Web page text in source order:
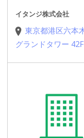
イタンジ株式会社
東京都港区六本
グランドタワー 42F